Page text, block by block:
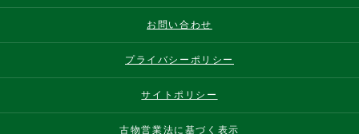
お問い合わせ
プライバシーポリシー
サイトポリシー
古物営業法に基づく表示